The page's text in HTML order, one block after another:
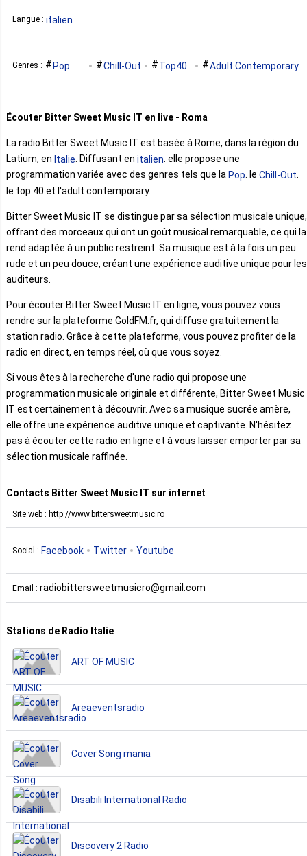
Langue : italien
Genres : Pop Chill-Out Top40 Adult Contemporary
Écouter Bitter Sweet Music IT en live - Roma
La radio Bitter Sweet Music IT est basée à Rome, dans la région du
Latium, en Italie . Diffusant en italien . elle propose une
programmation variée avec des genres tels que la Pop. le Chill-Out.
le top 40 et l'adult contemporary.
Bitter Sweet Music IT se distingue par sa sélection musicale unique,
offrant des morceaux qui ont un goût musical remarquable, ce qui la
rend adaptée à un public restreint. Sa musique est à la fois un peu
rude et un peu douce, créant une expérience auditive unique pour les
auditeurs.
Pour écouter Bitter Sweet Music IT en ligne, vous pouvez vous
rendre sur la plateforme GoldFM.fr, qui diffuse gratuitement la
station radio. Grâce à cette plateforme, vous pouvez profiter de la
radio en direct, en temps réel, où que vous soyez.
Si vous êtes à la recherche d'une radio qui propose une
programmation musicale originale et différente, Bitter Sweet Music
IT est certainement à découvrir. Avec sa musique sucrée amère,
elle offre une expérience auditive unique et captivante. N'hésitez
pas à écouter cette radio en ligne et à vous laisser emporter par sa
sélection musicale raffinée.
Contacts Bitter Sweet Music IT sur internet
Site web : http://www.bittersweetmusic.ro
Social : Facebook Twitter Youtube
Email : radiobittersweetmusicro@gmail.com
Stations de Radio Italie
ART OF MUSIC
Areaeventsradio
Cover Song mania
Disabili International Radio
Discovery 2 Radio